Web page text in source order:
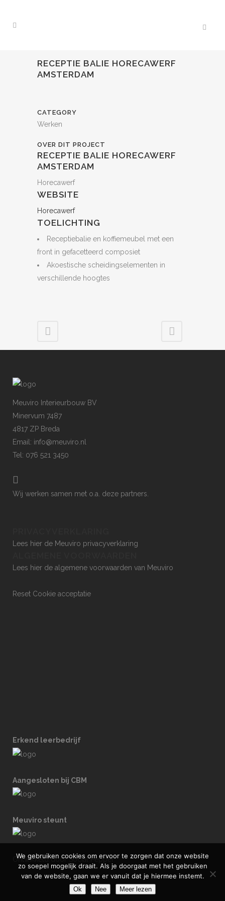
RECEPTIE BALIE HORECAWERF
AMSTERDAM
CATEGORY
Werken
OVER DIT PROJECT
RECEPTIE BALIE HORECAWERF
AMSTERDAM
Horecawerf
WEBSITE
Horecawerf
TOELICHTING
Receptiebalie en koffiemeubel met een
front in gefacetteerd composiet
Akoestische scheidingselementen in
verschillende hoogtes
Meuviro Interieurbouw BV
Minervum 7487
4817 ZP Breda
Email: info@meuviro.nl
Tel: 076 521 3450
Wij werken samen met o.a. deze partners.
Lees hier de Meuviro privacyverklaring
Lees hier de algemene voorwaarden van Meuviro
Reset Cookie acceptatie
Erkend leerbedrijf
Aangesloten bij CBM
Meuviro steunt
Ontwikkeld door Social Pepper
We gebruiken cookies om ervoor te zorgen dat onze website
zo soepel mogelijk draait. Als je doorgaat met het gebruiken
van de website, gaan we er vanuit dat je hiermee instemt.
Ok Nee Meer lezen